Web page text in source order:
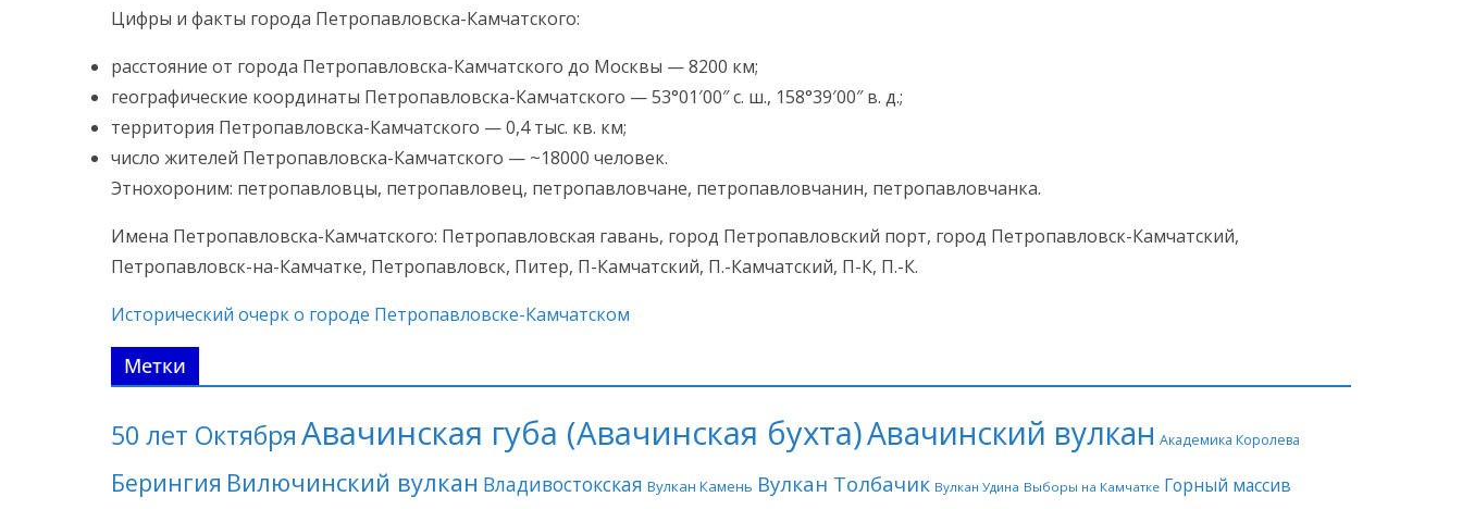
Цифры и факты города Петропавловска-Камчатского:
расстояние от города Петропавловска-Камчатского до Москвы — 8200 км;
географические координаты Петропавловска-Камчатского — 53°01′00″ с. ш., 158°39′00″ в. д.;
территория Петропавловска-Камчатского — 0,4 тыс. кв. км;
число жителей Петропавловска-Камчатского — ~18000 человек.
Этнохороним: петропавловцы, петропавловец, петропавловчане, петропавловчанин, петропавловчанка.
Имена Петропавловска-Камчатского: Петропавловская гавань, город Петропавловский порт, город Петропавловск-Камчатский,
Петропавловск-на-Камчатке, Петропавловск, Питер, П-Камчатский, П.-Камчатский, П-К, П.-К.
Исторический очерк о городе Петропавловске-Камчатском
Метки
50 лет ОктябряАвачинская губа (Авачинская бухта)Авачинский вулкан Академика Королева
Берингия Вилючинский вулкан Владивостокская Вулкан Камень Вулкан Толбачик Вулкан Удина Выборы на Камчатке Горный массив